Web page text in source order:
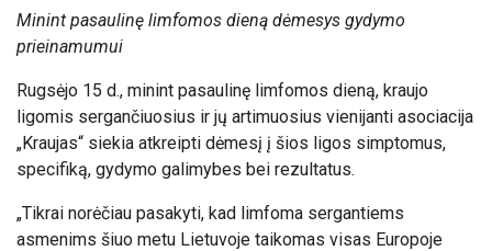
Minint pasaulinę limfomos dieną dėmesys gydymo
prieinamumui
Rugsėjo 15 d., minint pasaulinę limfomos dieną, kraujo
ligomis sergančiuosius ir jų artimuosius vienijanti asociacija
„Kraujas“ siekia atkreipti dėmesį į šios ligos simptomus,
specifiką, gydymo galimybes bei rezultatus.
„Tikrai norėčiau pasakyti, kad limfoma sergantiems
asmenims šiuo metu Lietuvoje taikomas visas Europoje